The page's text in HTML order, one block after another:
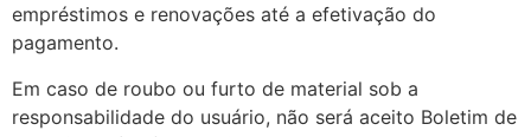
empréstimos e renovações até a efetivação do
pagamento.
Em caso de roubo ou furto de material sob a
responsabilidade do usuário, não será aceito Boletim de